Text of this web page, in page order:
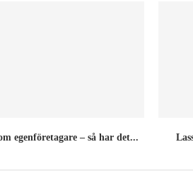
egenföretagare – så har det...